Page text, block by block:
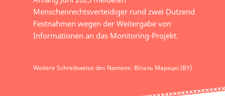
Menschenrechtsverteidiger rund zwei Dutzend
Festnahmen wegen der Weitergabe von
Informationen an das Monitoring-Projekt.
Weitere Schreibweise des Namens: Віталь Марэцкі (BY)